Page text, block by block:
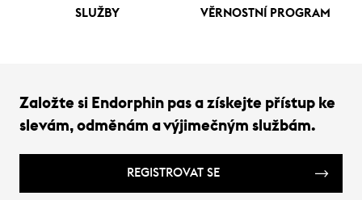
SLUŽBY VĚRNOSTNÍ PROGRAM
Založte si Endorphin pas a získejte přístup ke
slevám, odměnám a výjimečným službám.
REGISTROVAT SE